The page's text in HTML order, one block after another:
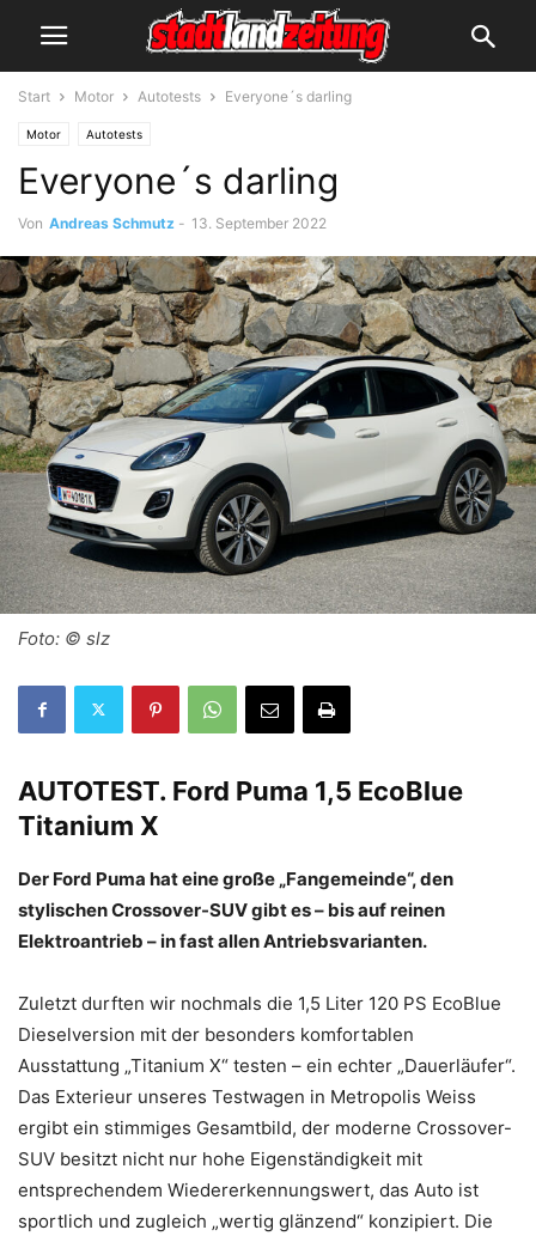
Start Motor Autotests Everyone´s darling
Motor Autotests
Everyone´s darling
Von Andreas Schmutz - 13. September 2022
Foto: © slz
AUTOTEST. Ford Puma 1,5 EcoBlue
Titanium X
Der Ford Puma hat eine große „Fangemeinde“, den
stylischen Crossover-SUV gibt es – bis auf reinen
Elektroantrieb – in fast allen Antriebsvarianten.
Zuletzt durften wir nochmals die 1,5 Liter 120 PS EcoBlue
Dieselversion mit der besonders komfortablen
Ausstattung „Titanium X“ testen – ein echter „Dauerläufer“.
Das Exterieur unseres Testwagen in Metropolis Weiss
ergibt ein stimmiges Gesamtbild, der moderne Crossover-
SUV besitzt nicht nur hohe Eigenständigkeit mit
entsprechendem Wiedererkennungswert, das Auto ist
sportlich und zugleich „wertig glänzend“ konzipiert. Die